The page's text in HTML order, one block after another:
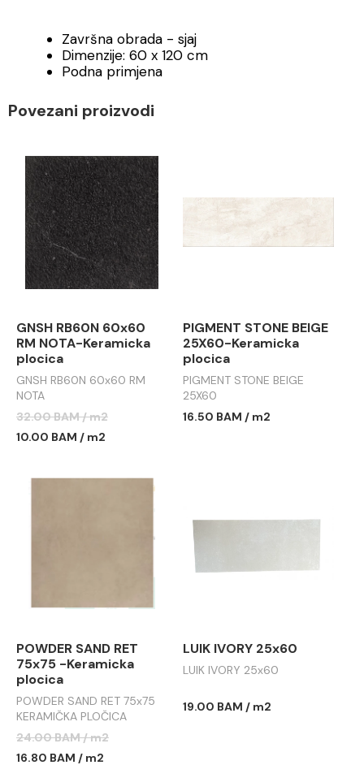
Završna obrada - sjaj
Dimenzije: 60 x 120 cm
Podna primjena
Povezani proizvodi
GNSH RB60N 60x60
RM NOTA-Keramicka
plocica
GNSH RB60N 60x60 RM
NOTA
32.00 BAM / m2
10.00 BAM / m2
PIGMENT STONE BEIGE
25X60-Keramicka
plocica
PIGMENT STONE BEIGE
25X60
16.50 BAM / m2
POWDER SAND RET
75x75 -Keramicka
plocica
POWDER SAND RET 75x75
KERAMIČKA PLOČICA
24.00 BAM / m2
16.80 BAM / m2
LUIK IVORY 25x60
LUIK IVORY 25x60
19.00 BAM / m2